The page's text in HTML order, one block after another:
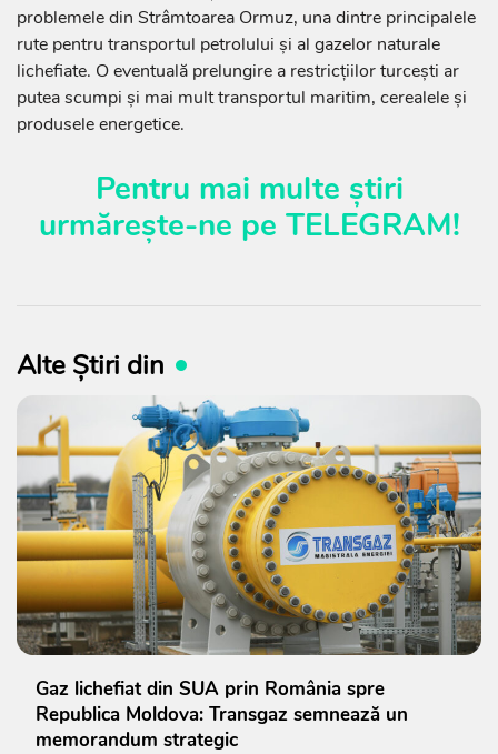
problemele din Strâmtoarea Ormuz, una dintre principalele
rute pentru transportul petrolului și al gazelor naturale
lichefiate. O eventuală prelungire a restricțiilor turcești ar
putea scumpi și mai mult transportul maritim, cerealele și
produsele energetice.
Pentru mai multe știri
urmărește-ne pe TELEGRAM!
Alte Știri din
Gaz lichefiat din SUA prin România spre
Republica Moldova: Transgaz semnează un
memorandum strategic